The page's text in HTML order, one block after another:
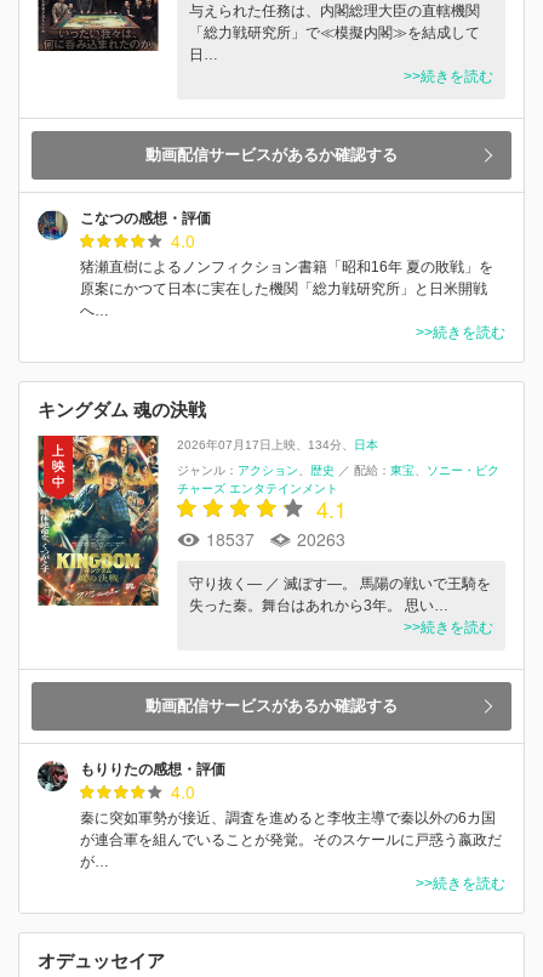
与えられた任務は、内閣総理大臣の直轄機関
「総力戦研究所」で≪模擬内閣≫を結成して
日…
>>続きを読む
動画配信サービスがあるか確認する
こなつの感想・評価
4.0
猪瀬直樹によるノンフィクション書籍「昭和16年 夏の敗戦」を
原案にかつて日本に実在した機関「総力戦研究所」と日米開戦
へ…
>>続きを読む
キングダム 魂の決戦
2026年07月17日上映 134分
日本
ジャンル： アクション 歴史 ／ 配給： 東宝
ソニー・ピク
チャーズ エンタテインメント
4.1
18537 20263
守り抜く― ／ 滅ぼす―。 馬陽の戦いで王騎を
失った秦。舞台はあれから3年。 思い…
>>続きを読む
動画配信サービスがあるか確認する
もりりたの感想・評価
4.0
秦に突如軍勢が接近、調査を進めると李牧主導で秦以外の6カ国
が連合軍を組んでいることが発覚。そのスケールに戸惑う嬴政だ
が…
>>続きを読む
オデュッセイア